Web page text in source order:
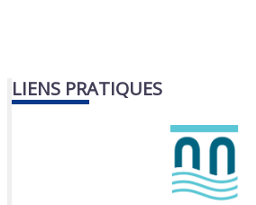
LIENS PRATIQUES